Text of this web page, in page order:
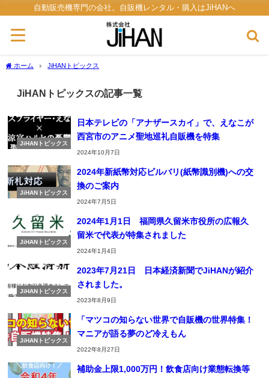
自動販売機専門の会社。自販機レンタル・購入はJiHANへ
ホーム JiHANトピックス
JiHANトピックスの記事一覧
JiHANトピックス
日本テレビの「アナザースカイ」で、えなこが
西宮市のアニメ聖地巡礼自販機を特集
2024年10月7日
JiHANトピックス
2024年新紙幣対応ビルバリ(紙幣識別機)への交
換のご案内
2024年7月5日
JiHANトピックス
2024年1月1日 福岡県久留米市役所の広報久
留米で代表が特集されました
2024年1月4日
JiHANトピックス
2023年7月21日 日本経済新聞でJiHANが紹介
されました。
2023年8月9日
JiHANトピックス
「マツコの知らない世界で自販機の世界特集！
マニアが語る夢のど冷えもん
2022年8月27日
補助金上限1,000万円！飲食店向け業態転換等